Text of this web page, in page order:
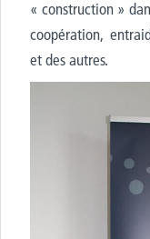
« construction »
coopération,
et des autres.